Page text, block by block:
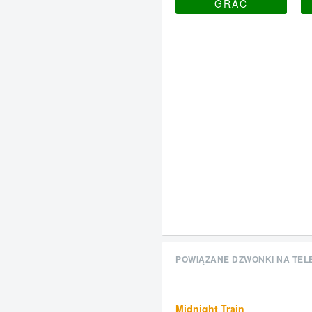
GRAĆ
POWIĄZANE DZWONKI NA
Midnight Train